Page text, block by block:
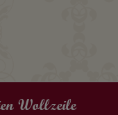
Wollzeile